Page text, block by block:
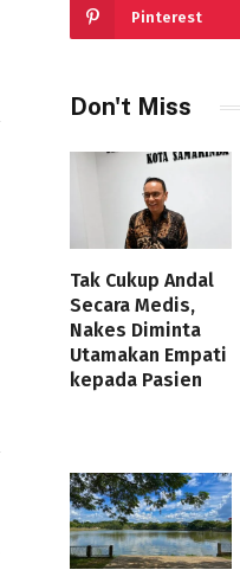
Pinterest
Don't Miss
Tak Cukup Andal
Secara Medis,
Nakes Diminta
Utamakan Empati
kepada Pasien